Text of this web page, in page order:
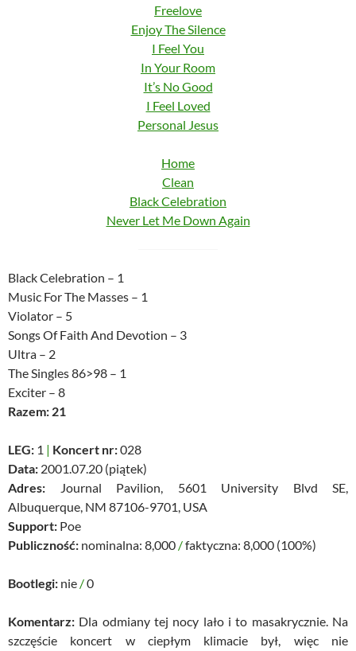
Freelove
Enjoy The Silence
I Feel You
In Your Room
It’s No Good
I Feel Loved
Personal Jesus
Home
Clean
Black Celebration
Never Let Me Down Again
Black Celebration – 1
Music For The Masses – 1
Violator – 5
Songs Of Faith And Devotion – 3
Ultra – 2
The Singles 86>98 – 1
Exciter – 8
Razem: 21
LEG: 1 | Koncert nr:028
Data: 2001.07.20 (piątek)
Adres: Journal Pavilion, 5601 University Blvd SE,
Albuquerque, NM 87106-9701, USA
Support: Poe
Publiczność: nominalna: 8,000 /faktyczna: 8,000 (100%)
Bootlegi: nie /0
Komentarz: Dla odmiany tej nocy lało i to masakrycznie. Na
szczęście koncert w ciepłym klimacie był, więc nie